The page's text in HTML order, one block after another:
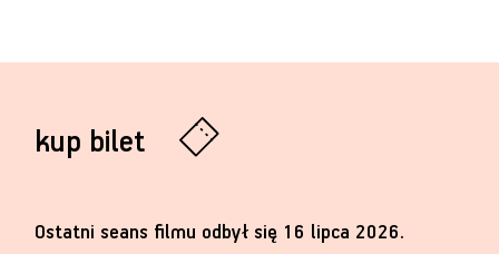
kup bilet
Ostatni seans filmu odbył się 16 lipca 2026.